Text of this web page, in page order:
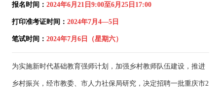
报名时间： 2024年6月21日9:00至6月25日17:00
打印准考证时间： 2024年7月4—5日
笔试时间： 2024年7月6日（星期六）
为实施新时代基础教育强师计划，加强乡村教师队伍建设，推进
乡村振兴，经市教委、市人力社保局研究，决定招聘一批重庆市2